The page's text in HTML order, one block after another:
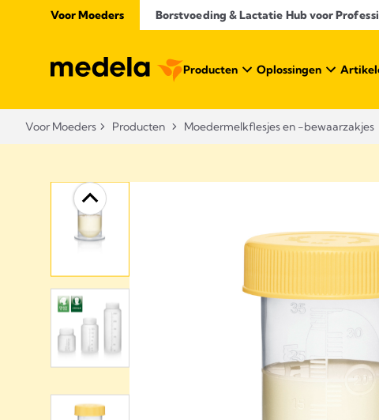
Voor Moeders Borstvoeding & Lactatie Hub voor
Producten Oplossingen
Voor Moeders Producten Moedermelkflesjes en -bewaarzakjes